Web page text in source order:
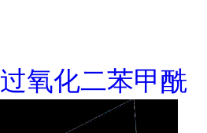
过氧化二苯甲酰